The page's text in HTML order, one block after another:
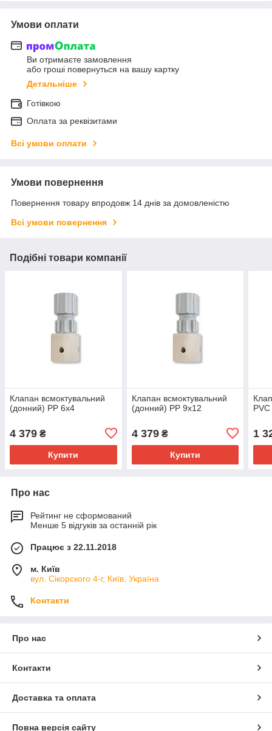
Умови оплати
Ви отримаєте замовлення
або гроші повернуться на вашу картку
Детальніше
Готівкою
Оплата за реквізитами
Всі умови оплати
Умови повернення
Повернення товару впродовж 14 днів за домовленістю
Всі умови повернення
Подібні товари компанії
Клапан всмоктувальний
(донний) PP 6x4
4 379 ₴
Купити
Клапан всмоктувальний
(донний) PP 9x12
4 379₴
Купити
PVC
1
Про нас
Рейтинг не сформований
Менше 5 відгуків за останній рік
Працює з 22.11.2018
м. Київ
вул. Сікорского 4-г, Київ, Україна
Контакти
Про нас
Контакти
Доставка та оплата
Повна версія сайту